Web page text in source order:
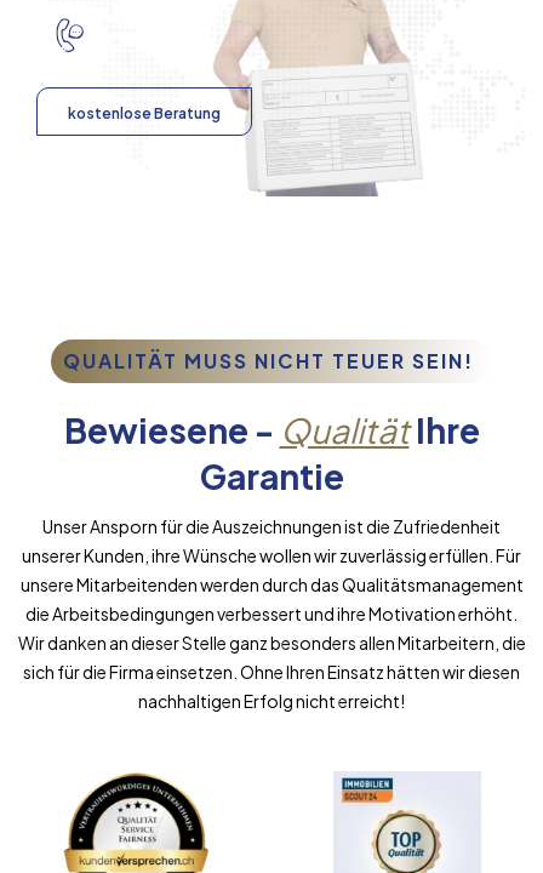
kostenlose Beratung
QUALITÄT MUSS NICHT TEUER SEIN!
Bewiesene - QualitätIhre
Garantie
Unser Ansporn für die Auszeichnungen ist die Zufriedenheit
unserer Kunden, ihre Wünsche wollen wir zuverlässig erfüllen. Für
unsere Mitarbeitenden werden durch das Qualitätsmanagement
die Arbeitsbedingungen verbessert und ihre Motivation erhöht.
Wir danken an dieser Stelle ganz besonders allen Mitarbeitern, die
sich für die Firma einsetzen. Ohne Ihren Einsatz hätten wir diesen
nachhaltigen Erfolg nicht erreicht!